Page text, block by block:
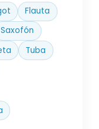
Flauta
Saxofón
Tuba